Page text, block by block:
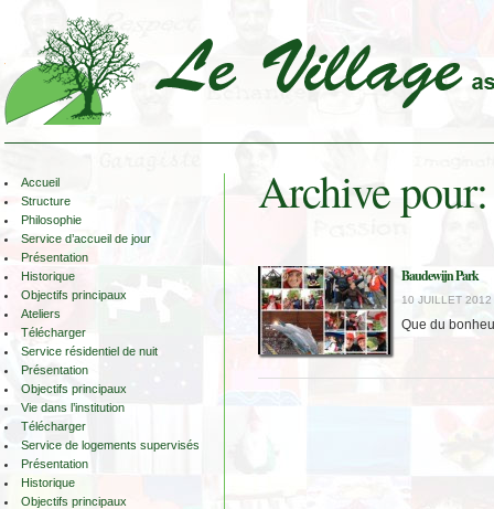
Archive
Accueil
Structure
Philosophie
Service d’accueil de jour
Présentation
Historique
Objectifs principaux
Ateliers
Télécharger
Service résidentiel de nuit
Présentation
Objectifs principaux
Vie dans l’institution
Télécharger
Service de logements supervisés
Présentation
Historique
Objectifs principaux
Baudewijn Park
10 JUILLET
Que du